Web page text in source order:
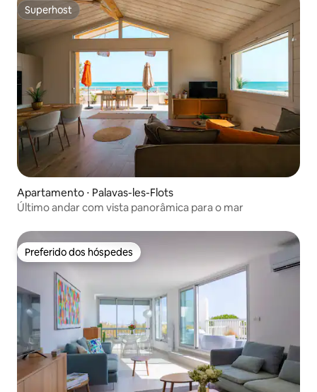
Superhost
Superhost
Apartamento ⋅ Palavas-les-Flots
Último andar com vista panorâmica para o mar
Preferido dos hóspedes
Preferido dos hóspedes